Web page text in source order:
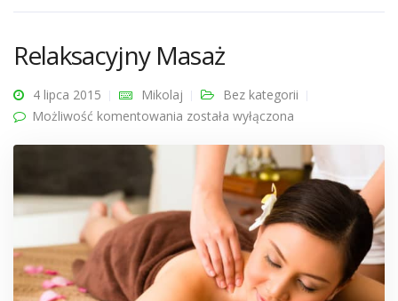
Relaksacyjny Masaż
4 lipca 2015 Mikolaj
Bez kategorii
Możliwość komentowania Relaksacyjny Masaż
została wyłączona